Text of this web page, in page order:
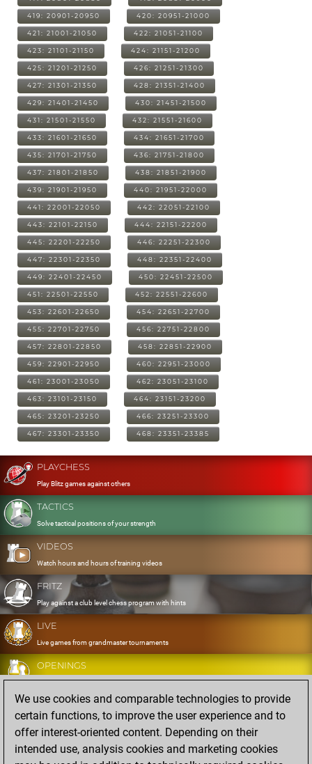
419: 20901-20950 420: 20951-21000
421: 21001-21050 422: 21051-21100
423: 21101-21150 424: 21151-21200
425: 21201-21250 426: 21251-21300
427: 21301-21350 428: 21351-21400
429: 21401-21450 430: 21451-21500
431: 21501-21550 432: 21551-21600
433: 21601-21650 434: 21651-21700
435: 21701-21750 436: 21751-21800
437: 21801-21850 438: 21851-21900
439: 21901-21950 440: 21951-22000
441: 22001-22050 442: 22051-22100
443: 22101-22150 444: 22151-22200
445: 22201-22250 446: 22251-22300
447: 22301-22350 448: 22351-22400
449: 22401-22450 450: 22451-22500
451: 22501-22550 452: 22551-22600
453: 22601-22650 454: 22651-22700
455: 22701-22750 456: 22751-22800
457: 22801-22850 458: 22851-22900
459: 22901-22950 460: 22951-23000
461: 23001-23050 462: 23051-23100
463: 23101-23150 464: 23151-23200
465: 23201-23250 466: 23251-23300
467: 23301-23350 468: 23351-23385
PLAYCHESS
Play Blitz games against others
TACTICS
Solve tactical positions of your strength
VIDEOS
Watch hours and hours of training videos
FRITZ
Play against a club level chess program with hints
LIVE
Live games from grandmaster tournaments
OPENINGS
Develop and exercise your openings
DATABASE
Eight million strong games
MYGAMES
Store and analyse your own games in the cloud
We use cookies and comparable technologies to provide
certain functions, to improve the user experience and to
offer interest-oriented content. Depending on their
intended use, analysis cookies and marketing cookies